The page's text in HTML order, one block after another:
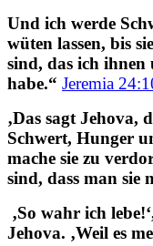
Und ich werde
wüten lassen, bis
sind, das ich ihnen
habe.“ Jeremia
‚Das sagt Jehova,
Schwert, Hunger
mache sie zu
sind, dass man sie
‚So wahr ich
Jehova. ‚Weil es